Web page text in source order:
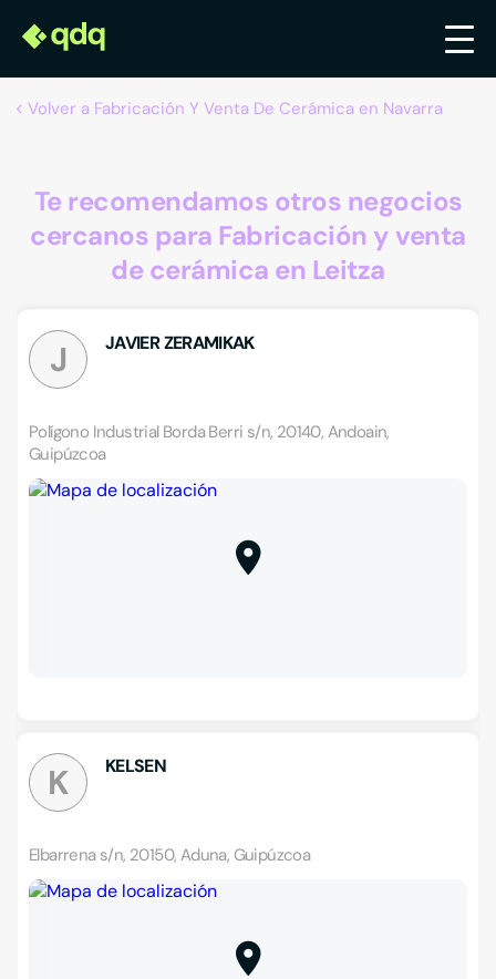
Volver a Fabricación Y Venta De Cerámica en Navarra
Te recomendamos otros negocios
cercanos para Fabricación y venta
de cerámica en Leitza
J JAVIER ZERAMIKAK
Polígono Industrial Borda Berri s/n, 20140, Andoain,
Guipúzcoa
K KELSEN
Elbarrena s/n, 20150, Aduna, Guipúzcoa